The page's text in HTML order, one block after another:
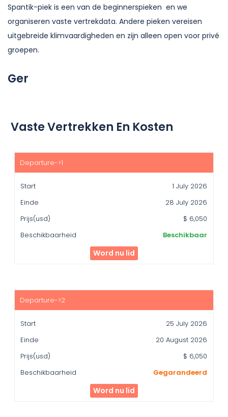
Spantik-piek is een van de beginnerspieken en we
organiseren vaste vertrekdata. Andere pieken vereisen
uitgebreide klimvaardigheden en zijn alleen open voor privé
groepen.
Ger
Vaste Vertrekken En Kosten
Start
Beschikbaarheid
1 July 2026
28 July 2026
$ 6,050
Beschikbaar
Word nu lid
25 July 2026
20 August 2026
$ 6,050
Gegarandeerd
Word nu lid